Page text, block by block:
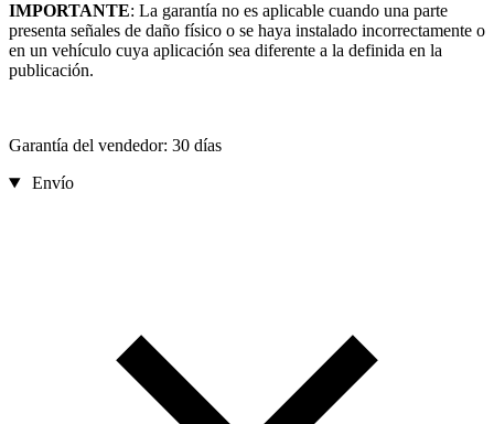
IMPORTANTE: La garantía no es aplicable cuando una parte
presenta señales de daño físico o se haya instalado incorrectamente o
en un vehículo cuya aplicación sea diferente a la definida en la
publicación.
Garantía del vendedor: 30 días
Envío